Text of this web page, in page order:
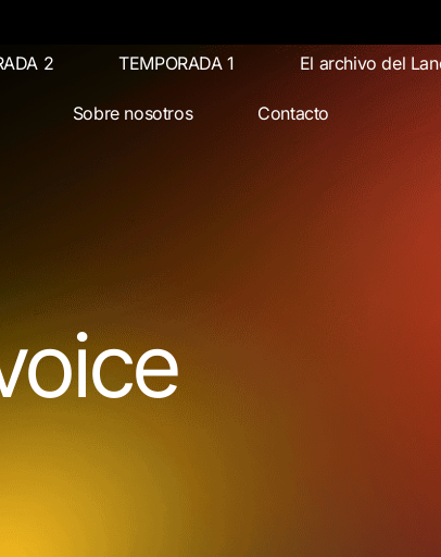
2 TEMPORADA 1 El archivo del
Sobre nosotros Contacto